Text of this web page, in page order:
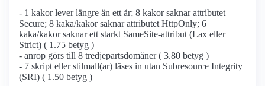
- 1 kakor lever längre än ett år; 8 kakor saknar attributet
Secure; 8 kaka/kakor saknar attributet HttpOnly; 6
kaka/kakor saknar ett starkt SameSite-attribut (Lax eller
Strict) ( 1.75 betyg )
- anrop görs till 8 tredjepartsdomäner ( 3.80 betyg )
- 7 skript eller stilmall(ar) läses in utan Subresource Integrity
(SRI) ( 1.50 betyg )